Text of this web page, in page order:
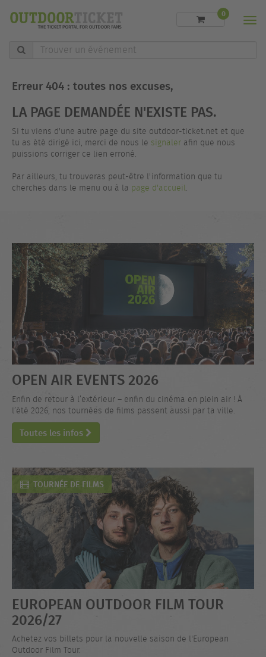
Trouver
0
Erreur 404 : toutes nos excuses,
LA PAGE DEMANDÉE N'EXISTE PAS.
Si tu viens d'une autre page du site outdoor-ticket.net et que
tu as été dirigé ici, merci de nous le signaler afin que nous
puissions corriger ce lien erroné.
Par ailleurs, tu trouveras peut-être l'information que tu
cherches dans le menu ou à la page d'accueil.
OPEN AIR EVENTS 2026
Enfin de retour à l’extérieur – enfin du cinéma en plein air ! À
l’été 2026, nos tournées de films passent aussi par ta ville.
Toutes les infos
TOURNÉE DE FILMS
EUROPEAN OUTDOOR FILM TOUR
2026/27
Achetez vos billets pour la nouvelle saison de l'European
Outdoor Film Tour.